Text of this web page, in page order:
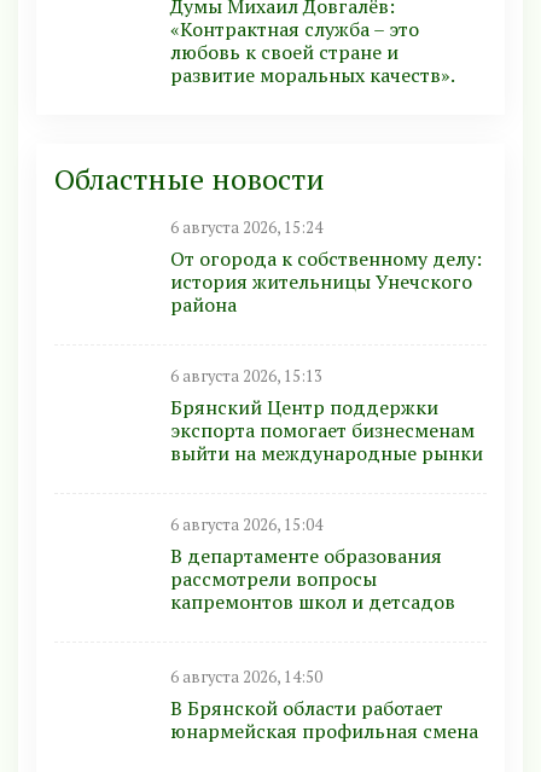
Думы Михаил Довгалёв:
«Контрактная служба – это
любовь к своей стране и
развитие моральных качеств».
Областные новости
6 августа 2026, 15:24
От огорода к собственному делу:
история жительницы Унечского
района
6 августа 2026, 15:13
Брянский Центр поддержки
экспорта помогает бизнесменам
выйти на международные рынки
6 августа 2026, 15:04
В департаменте образования
рассмотрели вопросы
капремонтов школ и детсадов
6 августа 2026, 14:50
В Брянской области работает
юнармейская профильная смена